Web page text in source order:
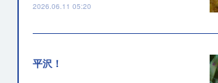
2026.06.11 05:20
平沢！